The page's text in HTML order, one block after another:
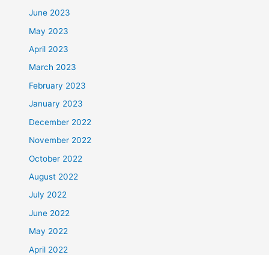
June 2023
May 2023
April 2023
March 2023
February 2023
January 2023
December 2022
November 2022
October 2022
August 2022
July 2022
June 2022
May 2022
April 2022